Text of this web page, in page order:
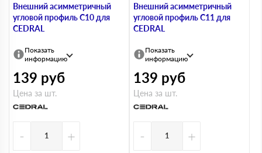
Внешний асимметричный
угловой профиль С10 для
CEDRAL
Показать
информацию
139 руб
Цена за шт.
- +
Внешний асимметричный
угловой профиль С11 для
CEDRAL
Показать
информацию
139 руб
Цена за шт.
- +